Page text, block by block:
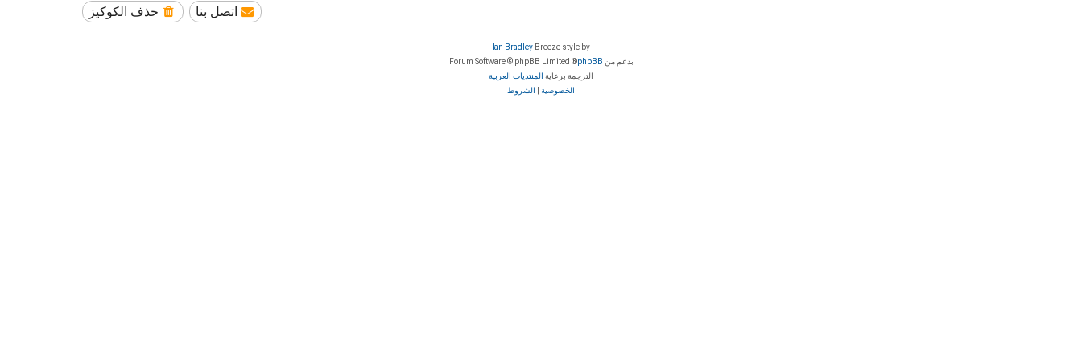
حذف الكوكيز اتصل بنا
Breeze style by
Ian Bradley
بدعم من phpBB
® Forum Software © phpBB Limited
الترجمة برعاية المنتديات العربية
الخصوصية
الشروط